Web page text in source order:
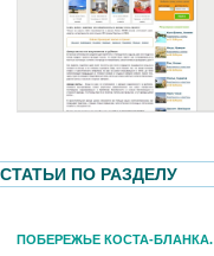
СТАТЬИ ПО РАЗДЕЛУ
ПОБЕРЕЖЬЕ КОСТА-БЛАНКА.